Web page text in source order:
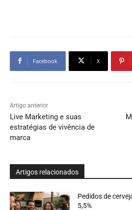
Facebook X
Artigo anterior
Live Marketing e suas
estratégias de vivência de
marca
Artigos relacionados
Pedidos de
5,5%